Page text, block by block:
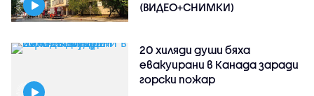
(ВИДЕО+СНИМКИ)
20 хиляди души бяха
евакуирани в Канада заради
горски пожар